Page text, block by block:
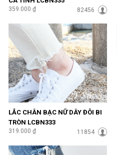
359.000 ₫ 82456
LẮC CHÂN BẠC NỮ DÂY ĐÔI BI
TRÒN LCBN333
319.000 ₫ 11854